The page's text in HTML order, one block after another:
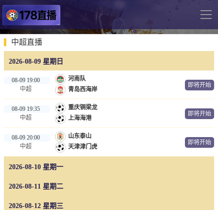
导
网站首页
足球直播
英超
德甲
法甲
西甲
世界杯
欧冠杯
中超
中超直播
2026-08-09 星期日
08-09 19:00
中超
河南队
青岛西海岸
即将开始
08-09 19:35
中超
重庆铜梁龙
上海海港
即将开始
08-09 20:00
中超
山东泰山
天津津门虎
即将开始
2026-08-10 星期一
2026-08-11 星期二
2026-08-12 星期三